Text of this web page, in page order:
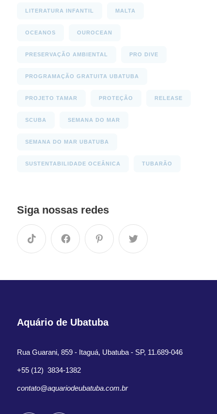
LITERATURA INFANTIL MALTA
OCEANOS OUROCEAN
PRESERVAÇÃO AMBIENTAL PRO DIVE
PROGRAMAÇÃO GRATUITA UBATUBA
PROJETO TAMAR PROTEÇÃO RELEASE
SCUBA SEMANA DO MAR
SEMANA DO MAR UBATUBA
SUSTENTABILIDADE OCEÂNICA TUBARÃO
Siga nossas redes
Aquário de Ubatuba
Rua Guarani, 859 - Itaguá, Ubatuba - SP, 11.689-046
+55 (12) 3834-1382
contato@aquariodeubatuba.com.br